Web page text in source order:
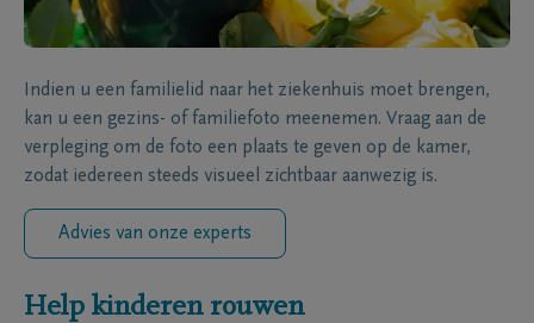
Indien u een familielid naar het ziekenhuis moet brengen,
kan u een gezins- of familiefoto meenemen. Vraag aan de
verpleging om de foto een plaats te geven op de kamer,
zodat iedereen steeds visueel zichtbaar aanwezig is.
Advies van onze experts
Help kinderen rouwen